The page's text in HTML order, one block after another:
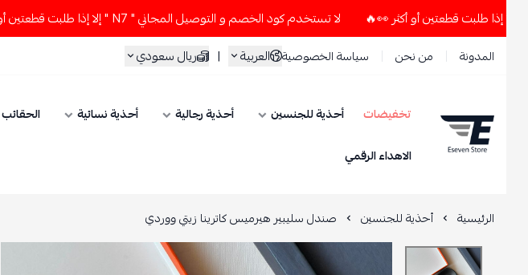
لا تستخدم كود الخصم و التوصيل المجاني " N7 " إلا إذا طلبت قطعتين أو أكثر 👀🔥
المدونة من نحن سياسة الخصوصية العربية | ريال سعودي
ESEVEN STORE
تخفيضات أحذية للجنسين أحذية رجالية أحذية نسائية الحقائب
الاهداء الرقمي
الرئيسية أحذية للجنسين صندل سليبير هيرميس كاترينا زيتي ووردي